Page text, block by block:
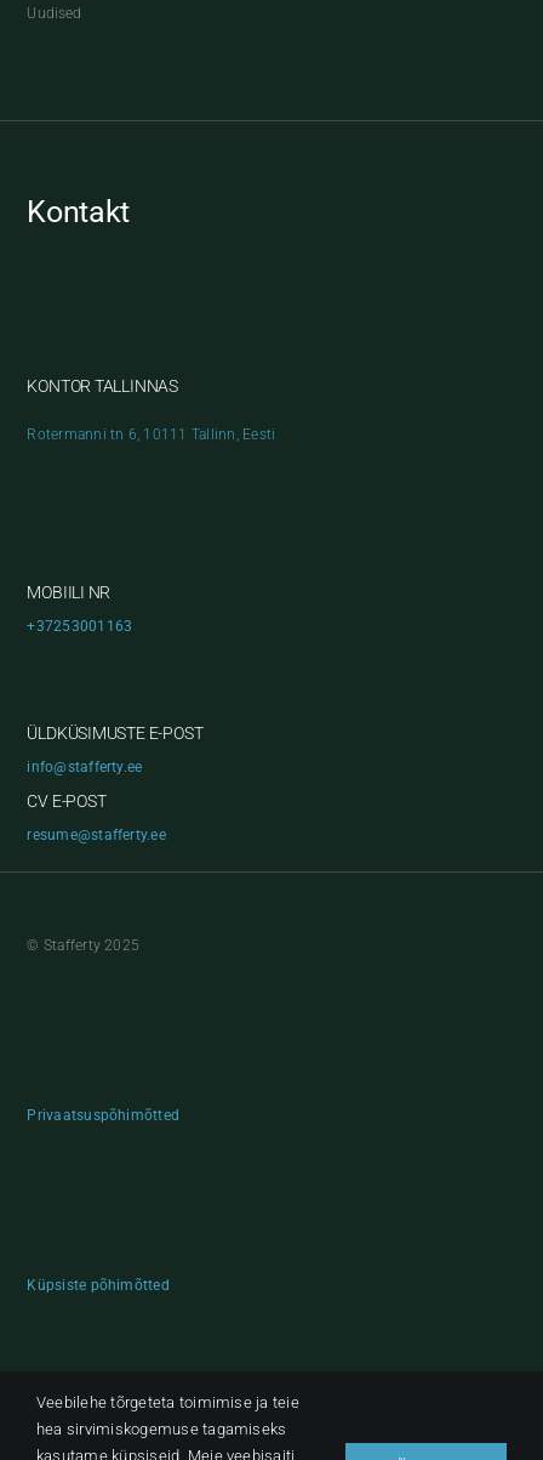
Uudised
Kontakt
KONTOR TALLINNAS
Rotermanni tn 6, 10111 Tallinn, Eesti
MOBIILI NR
+37253001163
ÜLDKÜSIMUSTE E-POST
info@stafferty.ee
CV E-POST
resume@stafferty.ee
© Stafferty 2025
Privaatsuspõhimõtted
Küpsiste põhimõtted
Veebilehe tõrgeteta toimimise ja teie
hea sirvimiskogemuse tagamiseks
kasutame küpsiseid. Meie veebisaiti